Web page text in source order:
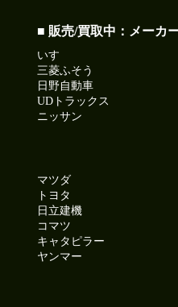
■ 販売/買取中：メーカ
いすゞ
三菱ふそう
日野自動車
UDトラックス
ニッサン
マツダ
トヨタ
日立建機
コマツ
キャタピラー
ヤンマー